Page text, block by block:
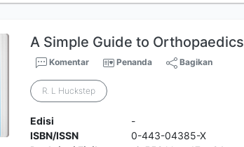
A Simple Guide to Orthopaedics
Komentar Penanda Bagikan
R. L Huckstep
Edisi
-
ISBN/ISSN
0-443-04385-X